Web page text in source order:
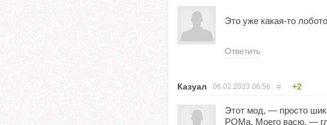
Это уже какая-то
Ответить
Казуал 06.02.2023 06:56 # +2
Этот мод, — просто
РОМа. Моего васю, —